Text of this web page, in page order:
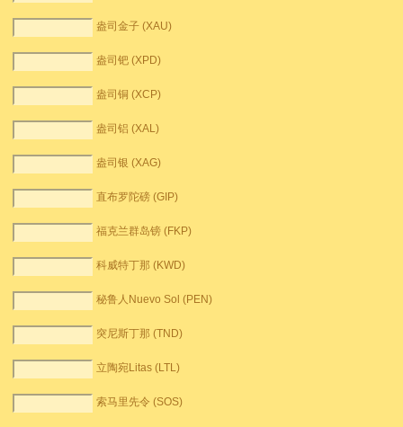
盎司金子 (XAU)
盎司钯 (XPD)
盎司铜 (XCP)
盎司铝 (XAL)
盎司银 (XAG)
直布罗陀磅 (GIP)
福克兰群岛镑 (FKP)
科威特丁那 (KWD)
秘鲁人Nuevo Sol (PEN)
突尼斯丁那 (TND)
立陶宛Litas (LTL)
索马里先令 (SOS)